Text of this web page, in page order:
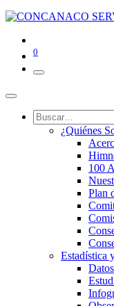
0
¿Quiénes
100
Plan
Estadística